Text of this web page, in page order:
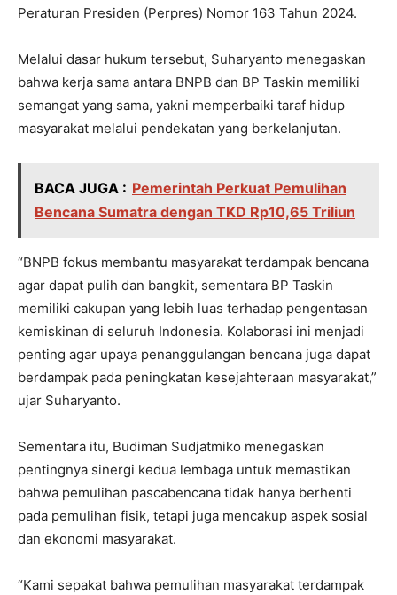
Peraturan Presiden (Perpres) Nomor 163 Tahun 2024.
Melalui dasar hukum tersebut, Suharyanto menegaskan
bahwa kerja sama antara BNPB dan BP Taskin memiliki
semangat yang sama, yakni memperbaiki taraf hidup
masyarakat melalui pendekatan yang berkelanjutan.
BACA JUGA : Pemerintah Perkuat Pemulihan
Bencana Sumatra dengan TKD Rp10,65 Triliun
“BNPB fokus membantu masyarakat terdampak bencana
agar dapat pulih dan bangkit, sementara BP Taskin
memiliki cakupan yang lebih luas terhadap pengentasan
kemiskinan di seluruh Indonesia. Kolaborasi ini menjadi
penting agar upaya penanggulangan bencana juga dapat
berdampak pada peningkatan kesejahteraan masyarakat,”
ujar Suharyanto.
Sementara itu, Budiman Sudjatmiko menegaskan
pentingnya sinergi kedua lembaga untuk memastikan
bahwa pemulihan pascabencana tidak hanya berhenti
pada pemulihan fisik, tetapi juga mencakup aspek sosial
dan ekonomi masyarakat.
“Kami sepakat bahwa pemulihan masyarakat terdampak